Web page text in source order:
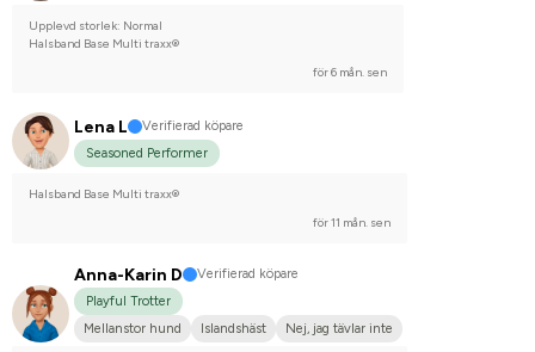
Upplevd storlek: Normal
Halsband Base Multi traxx®
för 6 mån. sen
Lena L
Verifierad köpare
Seasoned Performer
Halsband Base Multi traxx®
för 11 mån. sen
Anna-Karin D
Verifierad köpare
Playful Trotter
Mellanstor hund
Islandshäst Nej, jag tävlar inte